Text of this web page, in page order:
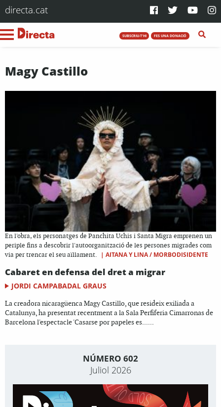
directa.cat
SUBSCRIU-T'HI FES UNA DONACIÓ
Magy Castillo
En l'obra, els personatges de Panchita Uchis i Santa Migra emprenen un
periple fins a descobrir l'autoorganització de les persones migrades com
via per trencar el seu aïllament.
| AITANA Y LINA / MORBODISIDENTE
Cabaret en defensa del dret a migrar
JORDI CAMPABADAL GRAUS
La creadora nicaragüenca Magy Castillo, que resideix exiliada a
Catalunya, ha presentat recentment a la Sala Perfiferia Cimarronas de
Barcelona l'espectacle 'Casarse por papeles es......
NÚMERO 602
Juliol 2026